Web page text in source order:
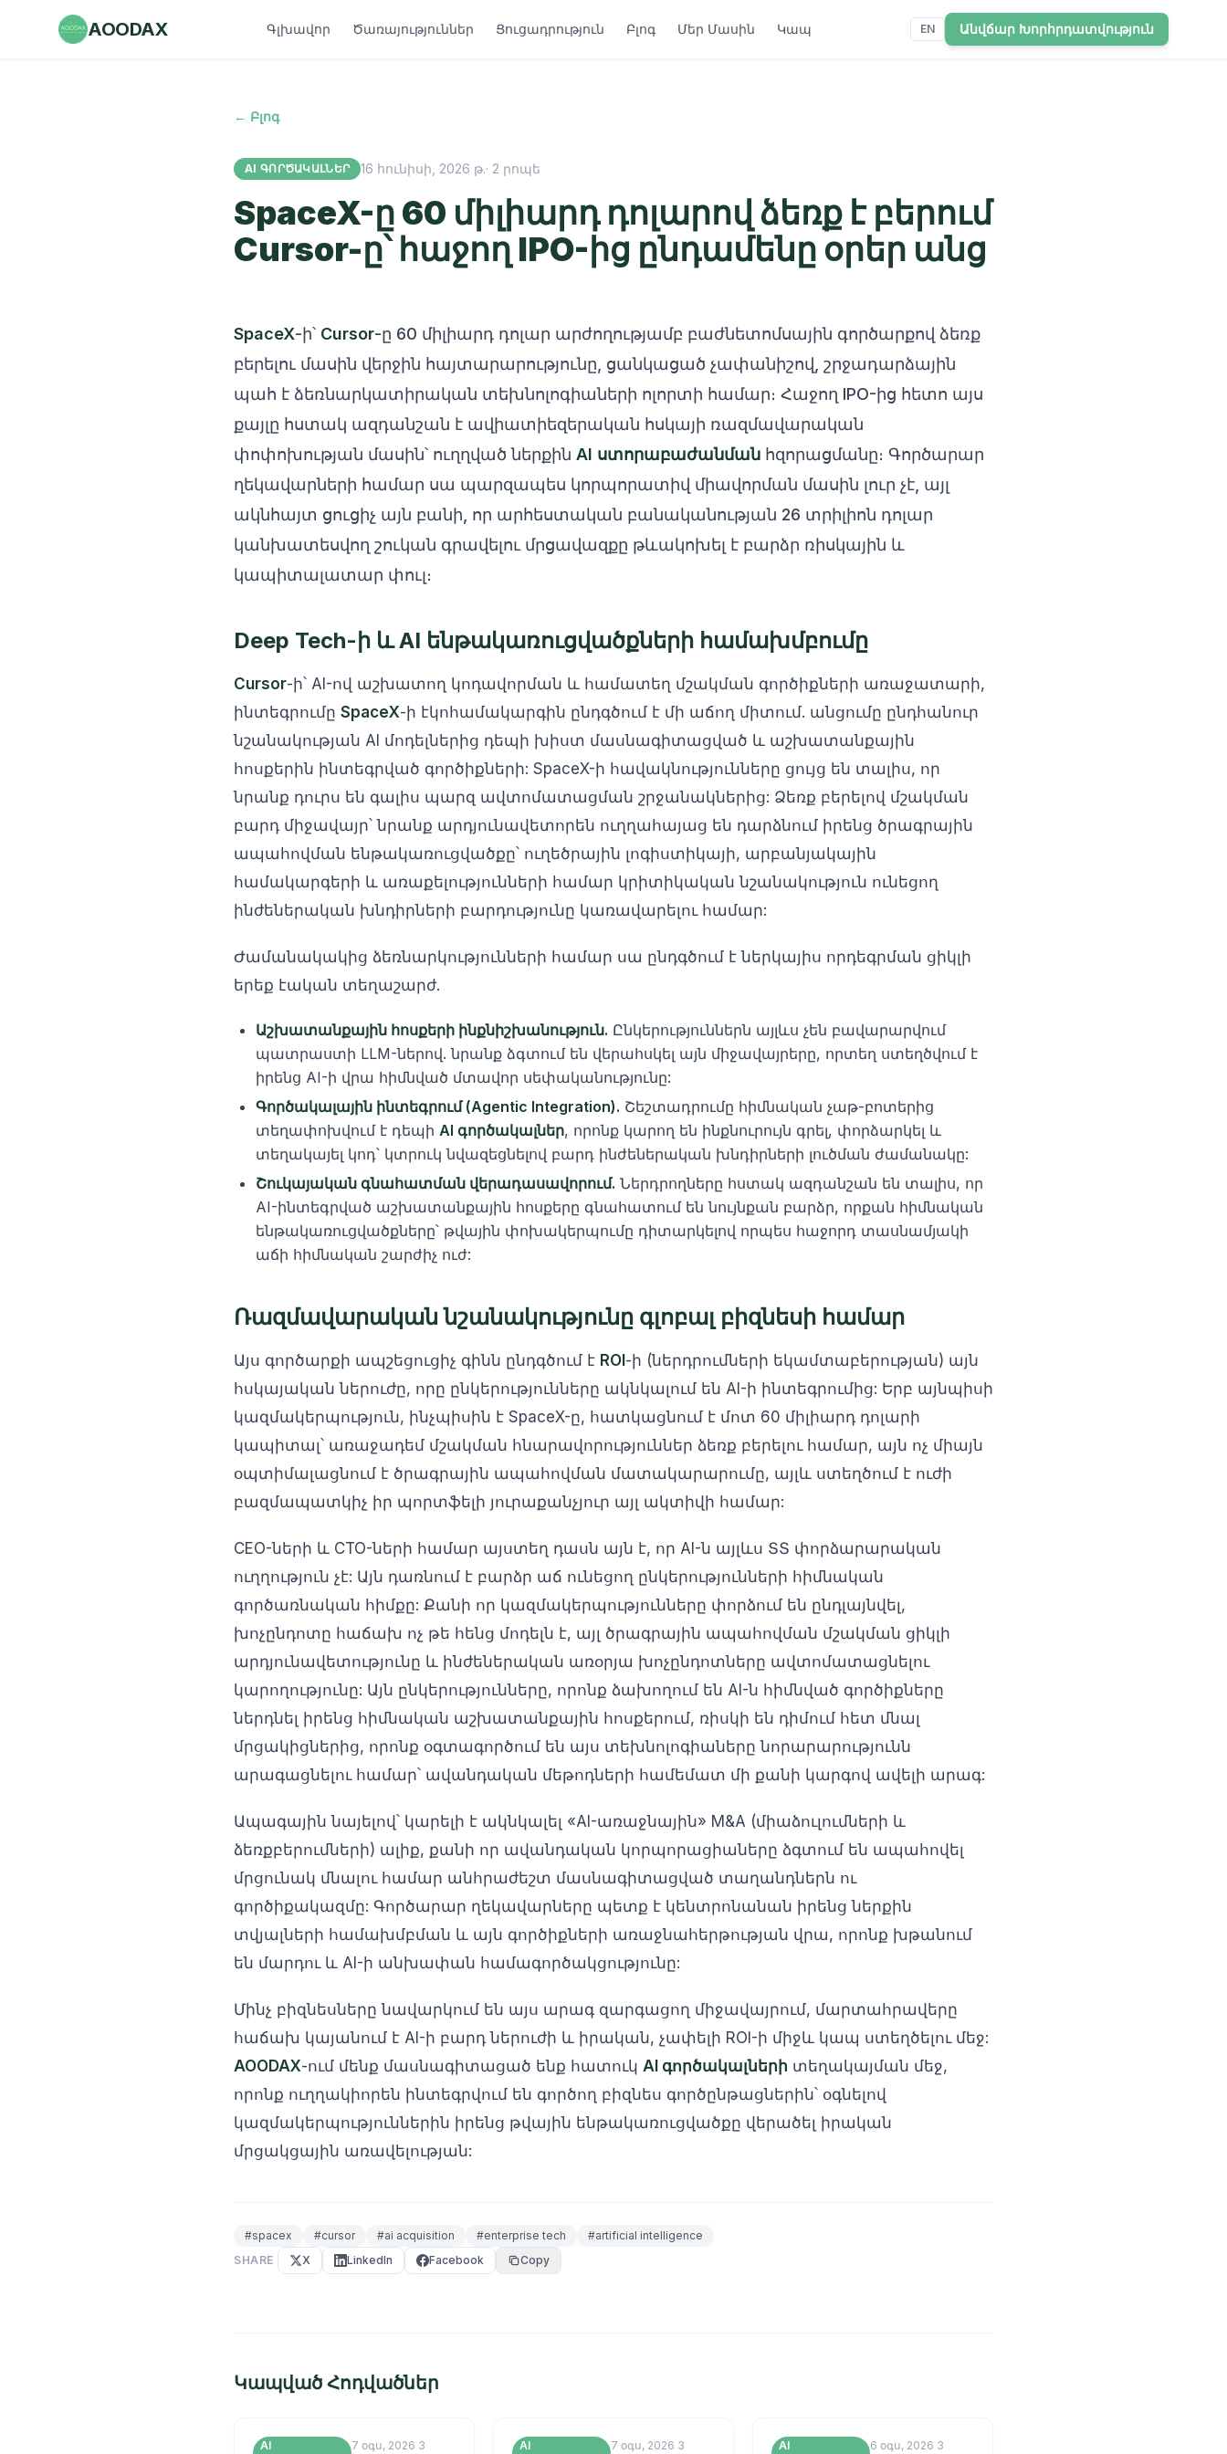
AOODAX Գլխավոր Ծառայություններ Ցուցադրություն Բլոգ Մեր Մասին Կապ EN Անվճար Խորհրդատվություն
← Բլոգ
AI ԳՈՐԾԱԿԱԼՆԵՐ 16 հունիսի, 2026 թ.· 2 րոպե
SpaceX-ը 60 միլիարդ դոլարով ձեռք է բերում
Cursor-ը՝ հաջող IPO-ից ընդամենը օրեր անց
SpaceX-ի՝ Cursor-ը 60 միլիարդ դոլար արժողությամբ բաժնետոմսային գործարքով ձեռք
բերելու մասին վերջին հայտարարությունը, ցանկացած չափանիշով, շրջադարձային
պահ է ձեռնարկատիրական տեխնոլոգիաների ոլորտի համար։ Հաջող IPO-ից հետո այս
քայլը հստակ ազդանշան է ավիատիեզերական հսկայի ռազմավարական
փոփոխության մասին՝ ուղղված ներքին AI ստորաբաժանման հզորացմանը։ Գործարար
ղեկավարների համար սա պարզապես կորպորատիվ միավորման մասին լուր չէ, այլ
ակնհայտ ցուցիչ այն բանի, որ արհեստական բանականության 26 տրիլիոն դոլար
կանխատեսվող շուկան գրավելու մրցավազքը թևակոխել է բարձր ռիսկային և
կապիտալատար փուլ։
Deep Tech-ի և AI ենթակառուցվածքների համախմբումը
Cursor-ի՝ AI-ով աշխատող կոդավորման և համատեղ մշակման գործիքների առաջատարի,
ինտեգրումը SpaceX-ի էկոհամակարգին ընդգծում է մի աճող միտում. անցումը ընդհանուր
նշանակության AI մոդելներից դեպի խիստ մասնագիտացված և աշխատանքային
հոսքերին ինտեգրված գործիքների: SpaceX-ի հավակնությունները ցույց են տալիս, որ
նրանք դուրս են գալիս պարզ ավտոմատացման շրջանակներից: Ձեռք բերելով մշակման
բարդ միջավայր՝ նրանք արդյունավետորեն ուղղահայաց են դարձնում իրենց ծրագրային
ապահովման ենթակառուցվածքը՝ ուղեծրային լոգիստիկայի, արբանյակային
համակարգերի և առաքելությունների համար կրիտիկական նշանակություն ունեցող
ինժեներական խնդիրների բարդությունը կառավարելու համար:
Ժամանակակից ձեռնարկությունների համար սա ընդգծում է ներկայիս որդեգրման ցիկլի
երեք էական տեղաշարժ.
Աշխատանքային հոսքերի ինքնիշխանություն. Ընկերություններն այլևս չեն բավարարվում
պատրաստի LLM-ներով. նրանք ձգտում են վերահսկել այն միջավայրերը, որտեղ ստեղծվում է
իրենց AI-ի վրա հիմնված մտավոր սեփականությունը:
Գործակալային ինտեգրում (Agentic Integration). Շեշտադրումը հիմնական չաթ-բոտերից
տեղափոխվում է դեպի AI գործակալներ, որոնք կարող են ինքնուրույն գրել, փորձարկել և
տեղակայել կոդ՝ կտրուկ նվազեցնելով բարդ ինժեներական խնդիրների լուծման ժամանակը:
Շուկայական գնահատման վերադասավորում. Ներդրողները հստակ ազդանշան են տալիս, որ
AI-ինտեգրված աշխատանքային հոսքերը գնահատում են նույնքան բարձր, որքան հիմնական
ենթակառուցվածքները՝ թվային փոխակերպումը դիտարկելով որպես հաջորդ տասնամյակի
աճի հիմնական շարժիչ ուժ:
Ռազմավարական նշանակությունը գլոբալ բիզնեսի համար
Այս գործարքի ապշեցուցիչ գինն ընդգծում է ROI -ի (ներդրումների եկամտաբերության) այն
հսկայական ներուժը, որը ընկերությունները ակնկալում են AI-ի ինտեգրումից: Երբ այնպիսի
կազմակերպություն, ինչպիսին է SpaceX-ը, հատկացնում է մոտ 60 միլիարդ դոլարի
կապիտալ՝ առաջադեմ մշակման հնարավորություններ ձեռք բերելու համար, այն ոչ միայն
օպտիմալացնում է ծրագրային ապահովման մատակարարումը, այլև ստեղծում է ուժի
բազմապատկիչ իր պորտֆելի յուրաքանչյուր այլ ակտիվի համար:
CEO-ների և CTO-ների համար այստեղ դասն այն է, որ AI-ն այլևս ՏՏ փորձարարական
ուղղություն չէ: Այն դառնում է բարձր աճ ունեցող ընկերությունների հիմնական
գործառնական հիմքը: Քանի որ կազմակերպությունները փորձում են ընդլայնվել,
խոչընդոտը հաճախ ոչ թե հենց մոդելն է, այլ ծրագրային ապահովման մշակման ցիկլի
արդյունավետությունը և ինժեներական առօրյա խոչընդոտները ավտոմատացնելու
կարողությունը: Այն ընկերությունները, որոնք ձախողում են AI-ն հիմնված գործիքները
ներդնել իրենց հիմնական աշխատանքային հոսքերում, ռիսկի են դիմում հետ մնալ
մրցակիցներից, որոնք օգտագործում են այս տեխնոլոգիաները նորարարությունն
արագացնելու համար՝ ավանդական մեթոդների համեմատ մի քանի կարգով ավելի արագ:
Ապագային նայելով՝ կարելի է ակնկալել «AI-առաջնային» M&A (միաձուլումների և
ձեռքբերումների) ալիք, քանի որ ավանդական կորպորացիաները ձգտում են ապահովել
մրցունակ մնալու համար անհրաժեշտ մասնագիտացված տաղանդներն ու
գործիքակազմը: Գործարար ղեկավարները պետք է կենտրոնանան իրենց ներքին
տվյալների համախմբման և այն գործիքների առաջնահերթության վրա, որոնք խթանում
են մարդու և AI-ի անխափան համագործակցությունը:
Մինչ բիզնեսները նավարկում են այս արագ զարգացող միջավայրում, մարտահրավերը
հաճախ կայանում է AI-ի բարդ ներուժի և իրական, չափելի ROI-ի միջև կապ ստեղծելու մեջ:
AOODAX-ում մենք մասնագիտացած ենք հատուկ AI գործակալների տեղակայման մեջ,
որոնք ուղղակիորեն ինտեգրվում են գործող բիզնես գործընթացներին՝ օգնելով
կազմակերպություններին իրենց թվային ենթակառուցվածքը վերածել իրական
մրցակցային առավելության:
#spacex #cursor #ai acquisition #enterprise tech #artificial intelligence
SHARE
X LinkedIn Facebook Copy
Կապված Հոդվածներ
AI
7 օգս, 2026 3
AI
7 օգս, 2026 3
AI
6 օգս, 2026 3